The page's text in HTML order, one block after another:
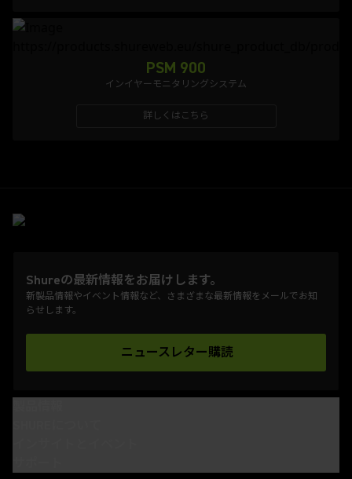
PSM 900
インイヤーモニタリングシステム
詳しくはこちら
Shureの最新情報をお届けします。
新製品情報やイベント情報など、さまざまな最新情報をメールでお知
らせします。
ニュースレター購読
(Opens in a new tab)